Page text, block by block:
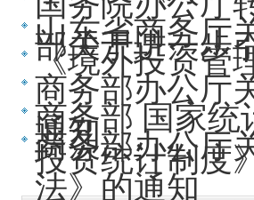
部关于进一步
山东省商务厅
《境外投资管
商务部办公厅
通知
商务部 国家统
投资统计制度
商务部办公厅
法》的通知